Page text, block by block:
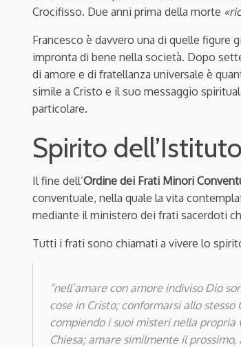
Crocifisso. Due anni prima della morte
Francesco è davvero una di quelle figure
impronta di bene nella società. Dopo
di amore e di fratellanza universale è
simile a Cristo e il suo messaggio
particolare.
Spirito dell’Istituto
Il fine dell’Ordine dei Frati Minori
conventuale, nella quale la vita
mediante il ministero dei frati sacerdoti
Tutti i frati sono chiamati a vivere lo
“nell’amare con amore indiviso Dio
cose in Cristo; conformarsi allo
compiendo i suoi misteri nella
Chiesa; amare similmente il